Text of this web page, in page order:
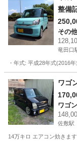
整備
その他
竜田口
・年式: 平成28年式(2016
熊本 熊本市 竜田
ワゴ
ワゴ
佐敷駅
14万キロ エアコン効きま